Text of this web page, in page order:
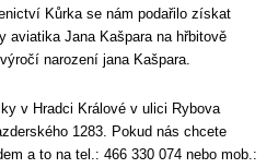
Kůrka se nám podařilo získat
aviatika Jana Kašpara na hřbitově
narození jana Kašpara.
v Hradci Králové v ulici Rybova
1283. Pokud nás chcete
a to na tel.: 466 330 074 nebo mob.: